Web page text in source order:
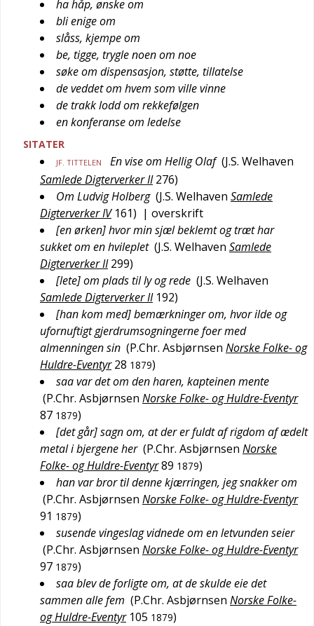
ha håp, ønske om
bli enige om
slåss, kjempe om
be, tigge, trygle noen om noe
søke om dispensasjon, støtte, tillatelse
de veddet om hvem som ville vinne
de trakk lodd om rekkefølgen
en konferanse om ledelse
SITATER
JF. TITTELEN En vise om Hellig Olaf (J.S. Welhaven
Samlede Digterverker II 276)
Om Ludvig Holberg (J.S. Welhaven Samlede
Digterverker IV 161) | overskrift
[en ørken] hvor min sjæl beklemt og træt har
sukket om en hvileplet (J.S. Welhaven Samlede
Digterverker II 299)
[lete] om plads til ly og rede (J.S. Welhaven
Samlede Digterverker II 192)
[han kom med] bemærkninger om, hvor ilde og
ufornuftigt gjerdrumsogningerne foer med
almenningen sin (P.Chr. Asbjørnsen Norske Folke- og
Huldre-Eventyr 28 1879)
saa var det om den haren, kapteinen mente
(P.Chr. Asbjørnsen Norske Folke- og Huldre-Eventyr
87 1879)
[det går] sagn om, at der er fuldt af rigdom af ædelt
metal i bjergene her (P.Chr. Asbjørnsen Norske
Folke- og Huldre-Eventyr89 1879)
han var bror til denne kjærringen, jeg snakker om
(P.Chr. Asbjørnsen Norske Folke- og Huldre-Eventyr
91 1879)
susende vingeslag vidnede om en letvunden seier
(P.Chr. Asbjørnsen Norske Folke- og Huldre-Eventyr
97 1879)
saa blev de forligte om, at de skulde eie det
sammen alle fem (P.Chr. Asbjørnsen Norske Folke-
og Huldre-Eventyr 105 1879)